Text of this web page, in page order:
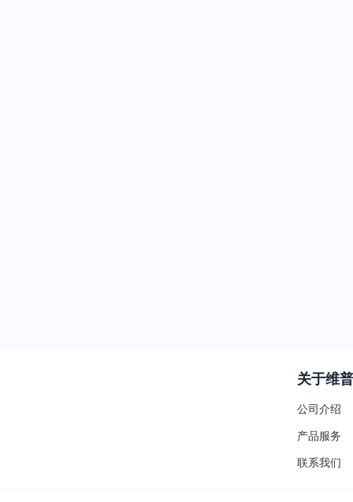
关于维普
公司介绍
产品服务
联系我们